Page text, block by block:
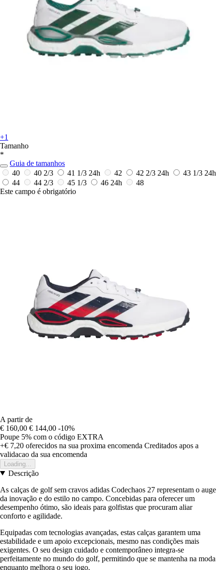
+1
Tamanho
*
Guia de tamanhos
40
40 2/3 41 1/3 24h 42 42 2/3 24h 43 1/3 24h
44
44 2/3 45 1/3 46 24h
48
Este campo é obrigatório
A partir de
€ 160,00 € 144,00 -10%
Poupe 5% com o código EXTRA
+€ 7,20 oferecidos na sua proxima encomenda Creditados apos a
validacao da sua encomenda
Loading...
Descrição
As calças de golf sem cravos adidas Codechaos 27 representam o auge
da inovação e do estilo no campo. Concebidas para oferecer um
desempenho ótimo, são ideais para golfistas que procuram aliar
conforto e agilidade.
Equipadas com tecnologias avançadas, estas calças garantem uma
estabilidade e um apoio excepcionais, mesmo nas condições mais
exigentes. O seu design cuidado e contemporâneo integra-se
perfeitamente no mundo do golf, permitindo que se mantenha na moda
enquanto melhora o seu jogo.